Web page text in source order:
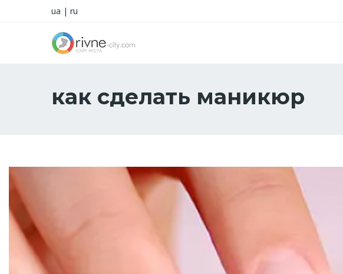
ua | ru
как сделать маникюр